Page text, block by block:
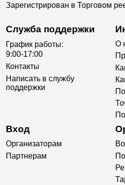
Зарегистрирован в Торговом
Служба поддержки
График работы:
9:00-17:00
Контакты
Написать в службу
поддержки
О
Вход
Организаторам
Партнерам